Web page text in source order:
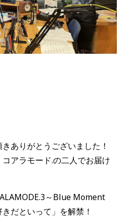
ありがとうございました！
アラモード.の二人でお届け
～Blue Moment
だといって」を解禁！